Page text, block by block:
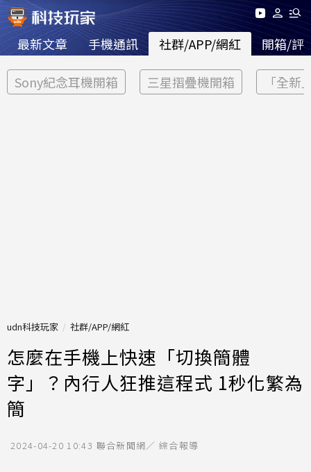
最新文章 手機通訊 社群/APP/網紅 開箱/評
Sony紀念耳機開箱 三星摺疊機開箱 「全新
udn科技玩家 社群/APP/網紅
怎麼在手機上快速「切換簡體
字」？內行人狂推這程式 1秒化繁為
簡
2024-04-20 10:43 聯合新聞網／ 綜合報導